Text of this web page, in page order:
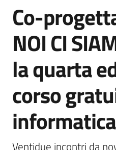
Novità
Menu selezionato
Servizi
Vivere
Salta al contenuto
Co-
NOI CI
la quarta
corso
informatica
Ventidue incontri da